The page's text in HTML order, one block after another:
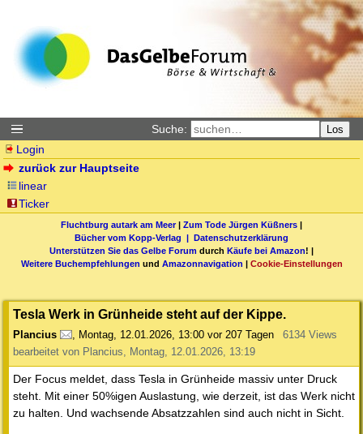
Suche: Los
Login
zurück zur Hauptseite
linear
Ticker
Fluchtburg autark am Meer| Zum Tode Jürgen Küßners |
Bücher vom Kopp-Verlag | Datenschutzerklärung
Unterstützen Sie das Gelbe Forum durch Käufe bei Amazon! |
Weitere Buchempfehlungen und Amazonnavigation | Cookie-Einstellungen
Tesla Werk in Grünheide steht auf der Kippe.
Plancius , Montag, 12.01.2026, 13:00 vor 207 Tagen
6134 Views
bearbeitet von Plancius, Montag, 12.01.2026, 13:19
Der Focus meldet, dass Tesla in Grünheide massiv unter Druck
steht. Mit einer 50%igen Auslastung, wie derzeit, ist das Werk nicht
zu halten. Und wachsende Absatzzahlen sind auch nicht in Sicht.